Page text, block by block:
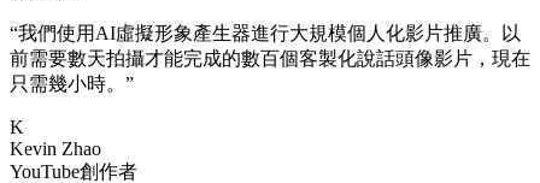
“我們使用AI虛擬形象產生器進行大規模個人化影片推廣。以
前需要數天拍攝才能完成的數百個客製化說話頭像影片，現在
只需幾小時。 ”
K
Kevin Zhao
YouTube創作者